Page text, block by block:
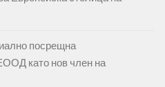
посрещна
като нов член на